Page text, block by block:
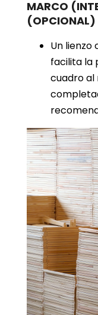
MARCO
(OPCIONAL)
Un
facilita la
cuadro al